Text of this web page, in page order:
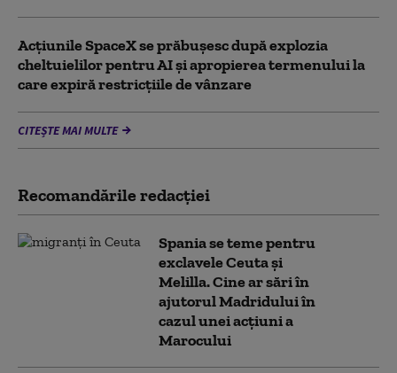
Acţiunile SpaceX se prăbuşesc după explozia
cheltuielilor pentru AI şi apropierea termenului la
care expiră restricţiile de vânzare
CITEȘTE MAI MULTE
Recomandările redacţiei
Spania se teme pentru
exclavele Ceuta și
Melilla. Cine ar sări în
ajutorul Madridului în
cazul unei acțiuni a
Marocului